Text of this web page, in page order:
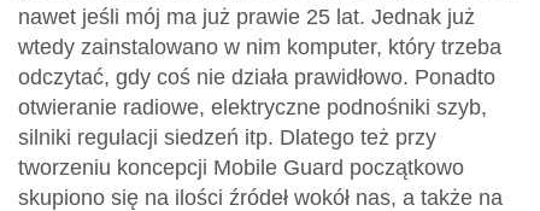
nawet jeśli mój ma już prawie 25 lat. Jednak już
wtedy zainstalowano w nim komputer, który trzeba
odczytać, gdy coś nie działa prawidłowo. Ponadto
otwieranie radiowe, elektryczne podnośniki szyb,
silniki regulacji siedzeń itp. Dlatego też przy
tworzeniu koncepcji Mobile Guard początkowo
skupiono się na ilości źródeł wokół nas, a także na